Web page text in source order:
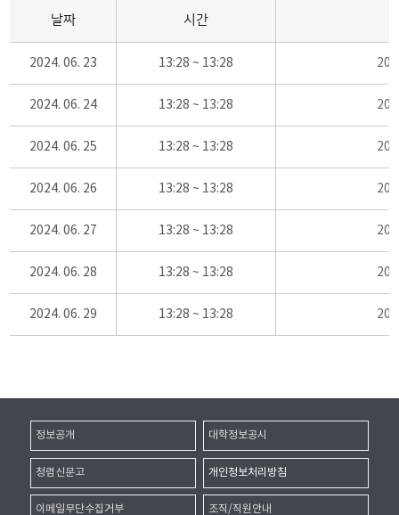
날짜 시간
2024. 06. 23 13:28 ~ 13:28
2024. 06. 24 13:28 ~ 13:28
2024. 06. 25 13:28 ~ 13:28
2024. 06. 26 13:28 ~ 13:28
2024. 06. 27 13:28 ~ 13:28
2024. 06. 28 13:28 ~ 13:28
2024. 06. 29 13:28 ~ 13:28
정보공개 대학정보공시
청렴신문고 개인정보처리방침
이메일무단수집거부 조직/직원안내